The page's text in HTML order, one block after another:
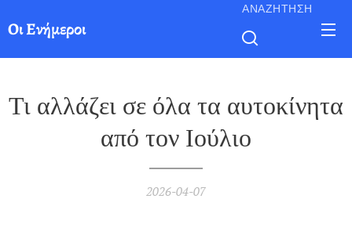
Οι Ενήμεροι
ΑΝΑΖΉΤΗΣΗ
Τι αλλάζει σε όλα τα αυτοκίνητα
από τον Ιούλιο
2026-04-07